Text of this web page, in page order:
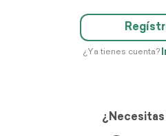
¿Ya tienes cuenta?
¿Necesitas